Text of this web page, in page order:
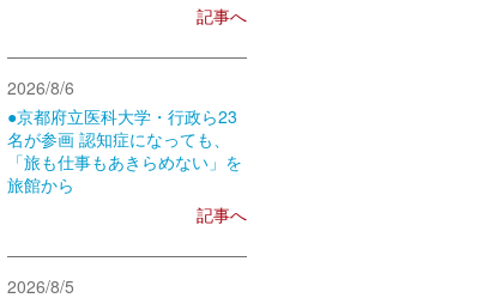
記事へ
2026/8/6
●京都府立医科大学・行政ら23
名が参画 認知症になっても、
「旅も仕事もあきらめない」を
旅館から
記事へ
2026/8/5